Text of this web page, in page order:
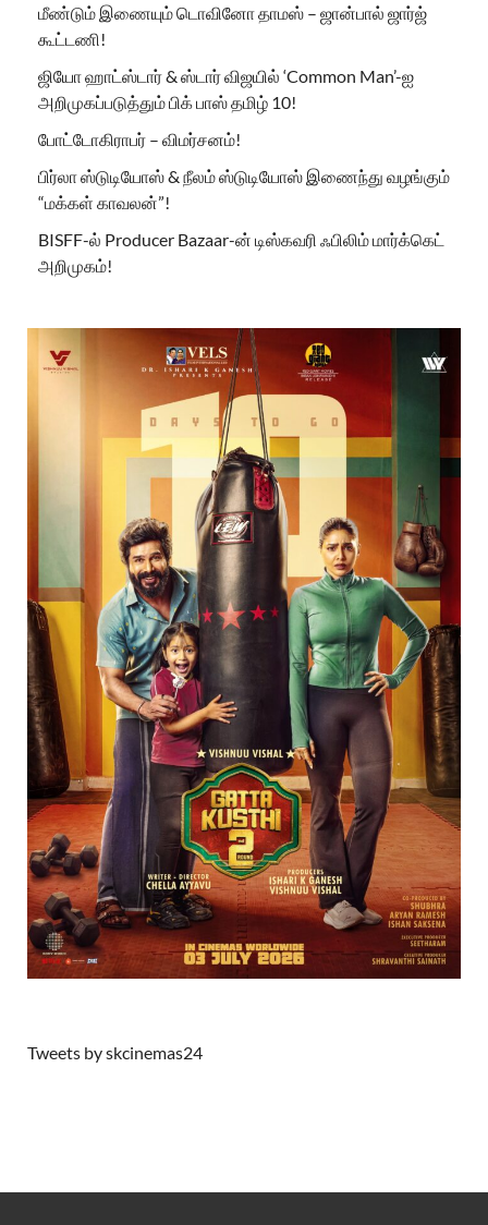
மீண்டும் இணையும் டொவினோ தாமஸ் – ஜான்பால் ஜார்ஜ்
கூட்டணி!
ஜியோ ஹாட்ஸ்டார் & ஸ்டார் விஜயில் ‘Common Man’-ஐ
அறிமுகப்படுத்தும் பிக் பாஸ் தமிழ் 10!
போட்டோகிராபர் – விமர்சனம்!
பிர்லா ஸ்டுடியோஸ் & நீலம் ஸ்டுடியோஸ் இணைந்து வழங்கும்
“மக்கள் காவலன்”!
BISFF-ல் Producer Bazaar-ன் டிஸ்கவரி ஃபிலிம் மார்க்கெட்
அறிமுகம்!
Tweets by skcinemas24